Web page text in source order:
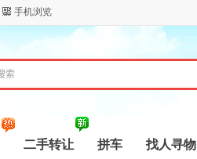
手机浏览
二手转让 拼车 找人寻物